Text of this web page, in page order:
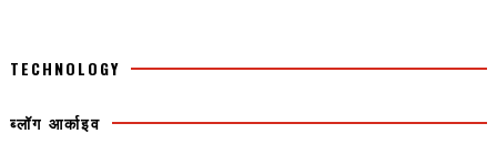
TECHNOLOGY
ब्लॉग आर्काइव